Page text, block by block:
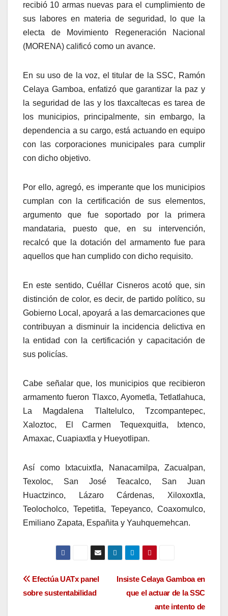
recibió 10 armas nuevas para el cumplimiento de
sus labores en materia de seguridad, lo que la
electa de Movimiento Regeneración Nacional
(MORENA) calificó como un avance.
En su uso de la voz, el titular de la SSC, Ramón
Celaya Gamboa, enfatizó que garantizar la paz y
la seguridad de las y los tlaxcaltecas es tarea de
los municipios, principalmente, sin embargo, la
dependencia a su cargo, está actuando en equipo
con las corporaciones municipales para cumplir
con dicho objetivo.
Por ello, agregó, es imperante que los municipios
cumplan con la certificación de sus elementos,
argumento que fue soportado por la primera
mandataria, puesto que, en su intervención,
recalcó que la dotación del armamento fue para
aquellos que han cumplido con dicho requisito.
En este sentido, Cuéllar Cisneros acotó que, sin
distinción de color, es decir, de partido político, su
Gobierno Local, apoyará a las demarcaciones que
contribuyan a disminuir la incidencia delictiva en
la entidad con la certificación y capacitación de
sus policías.
Cabe señalar que, los municipios que recibieron
armamento fueron Tlaxco, Ayometla, Tetlatlahuca,
La Magdalena Tlaltelulco, Tzcompantepec,
Xaloztoc, El Carmen Tequexquitla, Ixtenco,
Amaxac, Cuapiaxtla y Hueyotlipan.
Así como Ixtacuixtla, Nanacamilpa, Zacualpan,
Texoloc, San José Teacalco, San Juan
Huactzinco, Lázaro Cárdenas, Xiloxoxtla,
Teolocholco, Tepetitla, Tepeyanco, Coaxomulco,
Emiliano Zapata, Españita y Yauhquemehcan.
Navegación
Insiste Celaya Gamboa en
que el actuar de la SSC
ante intento de
Efectúa UATx panel
sobre sustentabilidad